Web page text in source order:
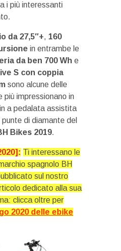
i più interessanti
da 27,5″+, 160
in entrambe le
da ben 700 Wh e
S con coppia
sono alcune delle
impressionano in
a pedalata assistita
di diamante del
Bikes 2019.
Ti interessano le
spagnolo BH
sul nostro
dedicato alla sua
clicca oltre per
2020 delle ebike